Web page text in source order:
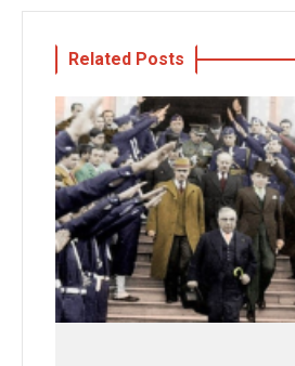
Related Posts